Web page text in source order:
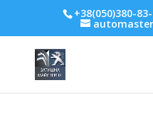
+38(050)380-